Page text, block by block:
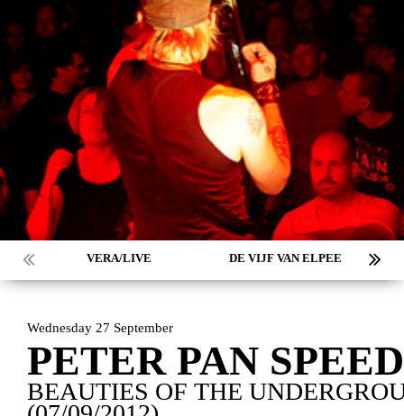
VERA/LIVE DE VIJF VAN ELPEE
Wednesday 27 September
PETER PAN
BEAUTIES OF THE